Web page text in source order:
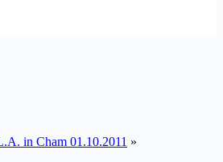
in Cham 01.10.2011 »